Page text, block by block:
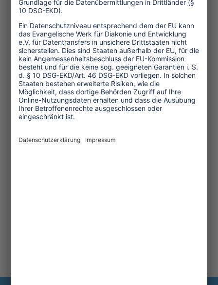
Transforming Tourism